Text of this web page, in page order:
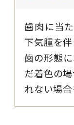
歯肉に当
下気腫を伴
歯の形態に
だ着色の
れない場合